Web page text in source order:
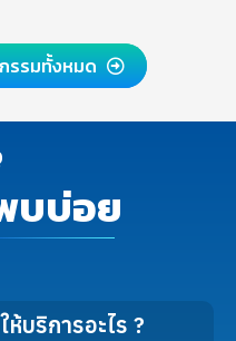
รรมทั้งหมด
บบ่อย
บริการอะไร ?